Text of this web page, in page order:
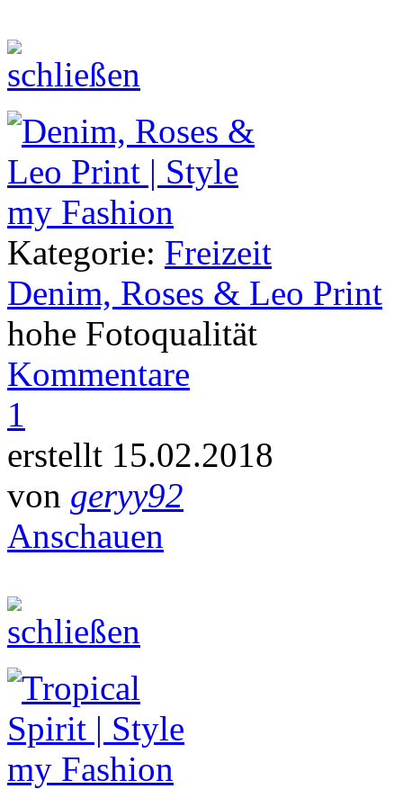
Kategorie: Freizeit
Denim, Roses & Leo Print
hohe Fotoqualität
Kommentare
1
erstellt 15.02.2018
von geryy92
Anschauen